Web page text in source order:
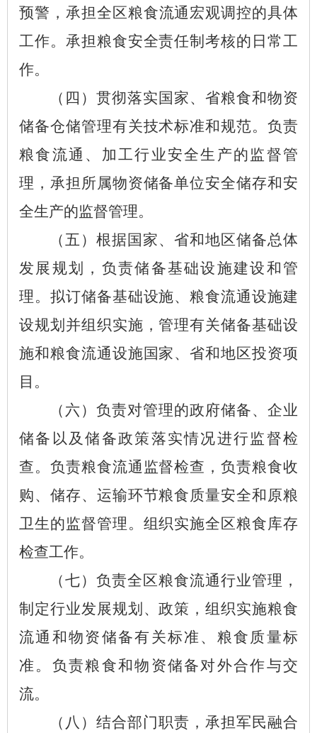
预警 ， 承担全 区粮食流通宏观调控的具体
工作。承担粮食安全责任制考核的日常工
作。
（ 四 ） 贯彻落实国家、省粮食和物资
储备仓储管理有关技术标准和规范。负责
粮食流通、加工行业安全生产的监督管
理 ， 承担所属物资储备单位安全储存和安
全生产的监督管理。
（ 五 ） 根据国家、 省和地区储备总体
发展规划
， 负责储备基础设施建设和管
理。拟订储备基础设施、粮食流通设施建
设规划并组织实施 ， 管理有关储备基础设
施和粮食流通设施国家、省和地区投资项
目。
（ 六） 负责对管理的政府储备、企业
储备以及储备政策落实情况进行监督检
查。负责粮食流通监督检查 ，负责粮食收
购、储存、运输环节粮食质量安全和原粮
卫生的监督管理。组织实施全 区粮食库存
检查工作。
（七） 负责全 区粮食流通行业管理 ，
制定行业发展规划、政策 ，组织实施粮食
流通和物资储备有关标准、粮食质量标
准。负责粮食和物资储备对外合作与交
流。
（ 八 ） 结合部门职责 ， 承担军民融合